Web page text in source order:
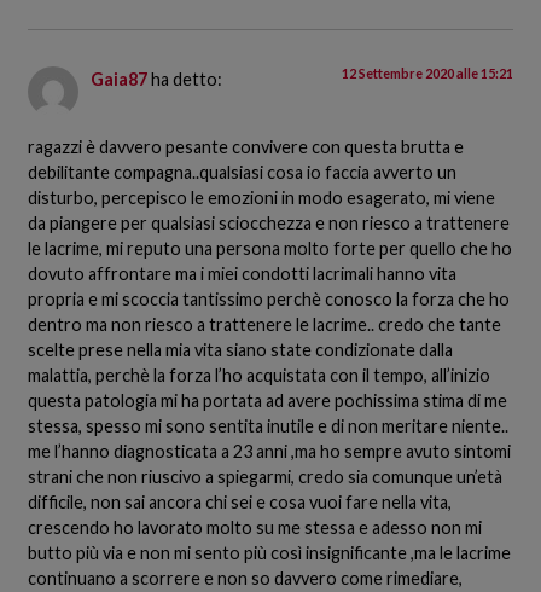
Gaia87 ha detto: 12 Settembre 2020 alle 15:21
ragazzi è davvero pesante convivere con questa brutta e
debilitante compagna..qualsiasi cosa io faccia avverto un
disturbo, percepisco le emozioni in modo esagerato, mi viene
da piangere per qualsiasi sciocchezza e non riesco a trattenere
le lacrime, mi reputo una persona molto forte per quello che ho
dovuto affrontare ma i miei condotti lacrimali hanno vita
propria e mi scoccia tantissimo perchè conosco la forza che ho
dentro ma non riesco a trattenere le lacrime.. credo che tante
scelte prese nella mia vita siano state condizionate dalla
malattia, perchè la forza l’ho acquistata con il tempo, all’inizio
questa patologia mi ha portata ad avere pochissima stima di me
stessa, spesso mi sono sentita inutile e di non meritare niente..
me l’hanno diagnosticata a 23 anni ,ma ho sempre avuto sintomi
strani che non riuscivo a spiegarmi, credo sia comunque un’età
difficile, non sai ancora chi sei e cosa vuoi fare nella vita,
crescendo ho lavorato molto su me stessa e adesso non mi
butto più via e non mi sento più così insignificante ,ma le lacrime
continuano a scorrere e non so davvero come rimediare,